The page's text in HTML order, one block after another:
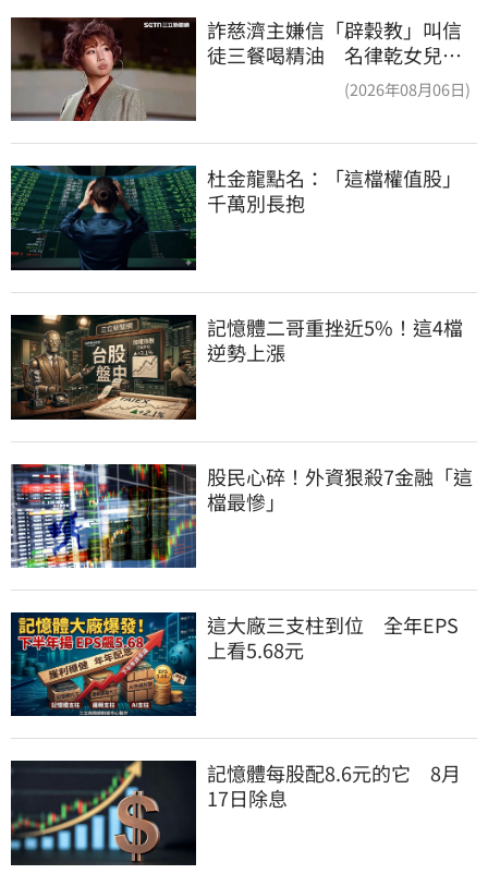
詐慈濟主嫌信「辟穀教」叫信
徒三餐喝精油 名律乾女兒卻
(2026年08月06日)
杜金龍點名：「這檔權值股」
千萬別長抱
記憶體二哥重挫近5%！這4檔
逆勢上漲
股民心碎！外資狠殺7金融「這
檔最慘」
這大廠三支柱到位　全年EPS
上看5.68元
記憶體每股配8.6元的它　8月
17日除息